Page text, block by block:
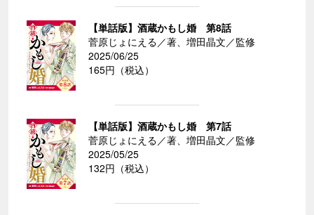
【単話版】酒蔵かもし婚 第8話
菅原じょにえる／著、増田晶文／監修
2025/06/25
165円（税込）
【単話版】酒蔵かもし婚 第7話
菅原じょにえる／著、増田晶文／監修
2025/05/25
132円（税込）